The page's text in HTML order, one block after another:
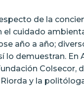
de la
el cuidado
año a año;
lo demuestran. En
Colsecor,
y la